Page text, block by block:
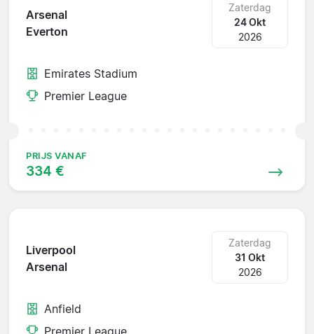
Arsenal
Everton
Zaterdag
24 Okt
2026
Emirates Stadium
Premier League
PRIJS VANAF
334 €
Liverpool
Arsenal
Zaterdag
31 Okt
2026
Anfield
Premier League